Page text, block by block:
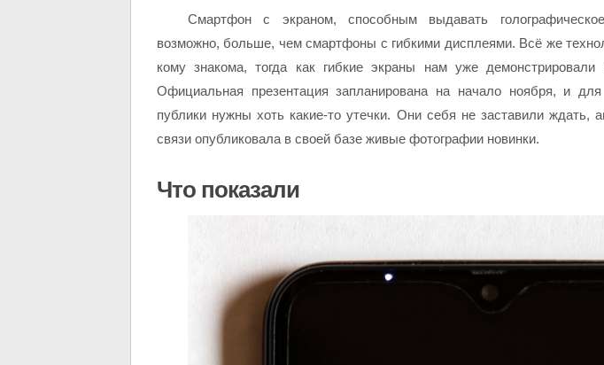
Смартфон с экраном, способным выдавать
возможно, больше, чем смартфоны с гибкими дисплеями. Всё же
кому знакома, тогда как гибкие экраны нам уже демонстрировали
Официальная презентация запланирована на начало ноября, и
публики нужны хоть какие-то утечки. Они себя не заставили ждать,
связи опубликовала в своей базе живые фотографии новинки.
Что показали